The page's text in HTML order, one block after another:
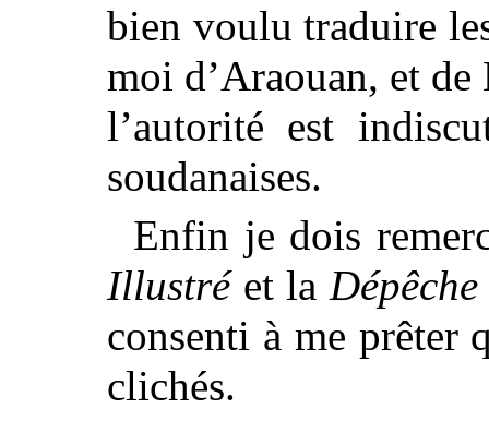
bien voulu traduire
moi d’Araouan, et
l’autorité est
soudanaises.
Enfin je dois
Illustréet la
consenti à me prêter
clichés.